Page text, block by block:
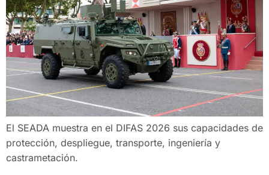
El SEADA muestra en el DIFAS 2026 sus capacidades de
protección, despliegue, transporte, ingeniería y
castrametación.